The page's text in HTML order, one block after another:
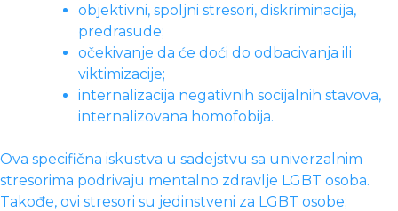
objektivni, spoljni stresori, diskriminacija,
predrasude;
očekivanje da će doći do odbacivanja ili
viktimizacije;
internalizacija negativnih socijalnih stavova,
internalizovana homofobija.
Ova specifična iskustva u sadejstvu sa univerzalnim
stresorima podrivaju mentalno zdravlje LGBT osoba.
Takođe, ovi stresori su jedinstveni za LGBT osobe;